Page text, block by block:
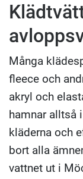
Många
fleece och
akryl och
hamnar alltså
kläderna och
bort alla
vattnet ut i